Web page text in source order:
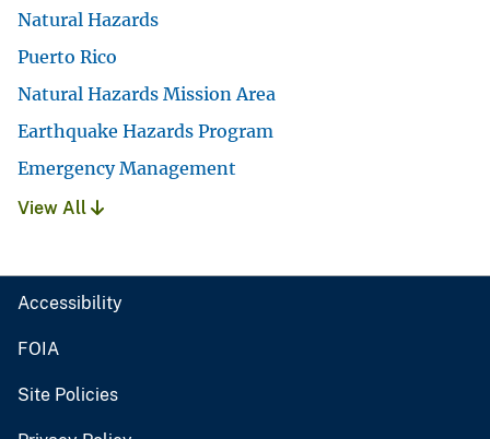
Natural Hazards
Puerto Rico
Natural Hazards Mission Area
Earthquake Hazards Program
Emergency Management
View All
Accessibility
FOIA
Site Policies